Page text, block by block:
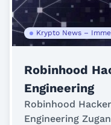
Krypto News –
Robinhood
Engineering
Robinhood
Engineering